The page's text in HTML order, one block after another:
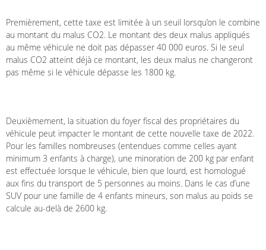
Premièrement, cette taxe est limitée à un seuil lorsqu’on le combine
au montant du malus CO2. Le montant des deux malus appliqués
au même véhicule ne doit pas dépasser 40 000 euros. Si le seul
malus CO2 atteint déjà ce montant, les deux malus ne changeront
pas même si le véhicule dépasse les 1800 kg.
Deuxièmement, la situation du foyer fiscal des propriétaires du
véhicule peut impacter le montant de cette nouvelle taxe de 2022.
Pour les familles nombreuses (entendues comme celles ayant
minimum 3 enfants à charge), une minoration de 200 kg par enfant
est effectuée lorsque le véhicule, bien que lourd, est homologué
aux fins du transport de 5 personnes au moins. Dans le cas d’une
SUV pour une famille de 4 enfants mineurs, son malus au poids se
calcule au-delà de 2600 kg.